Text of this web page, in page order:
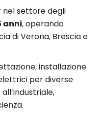
nel settore degli
anni, operando
di Verona, Brescia e
installazione
per diverse